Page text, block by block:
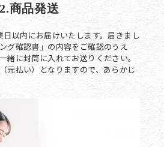
2.商品発送
日以内にお届けいたします。届きまし
グ確認書」の内容をご確認のうえ
緒に封筒に入れてお送りください。
元払い）となりますので、あらかじ